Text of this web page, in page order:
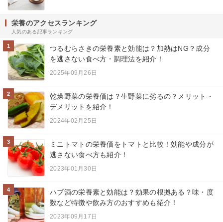
栄養のアクセスランキング
人気のある記事ランキング
1
つるむらさきの栄養素と効能は？加熱はNG？成分
を逃さない食べ方・調理法を紹介！
2025年09月26日
2
乾燥野菜の栄養価は？生野菜に劣るの？メリット・
デメリットを紹介！
2024年02月25日
3
ミニトマトの栄養価をトマトと比較！効能や成分が
逃さない食べ方も紹介！
2023年01月30日
4
ハブ酒の栄養素と効能は？効果の根拠ある？味・度
数など特徴や飲み方のおすすめも紹介！
2023年09月17日